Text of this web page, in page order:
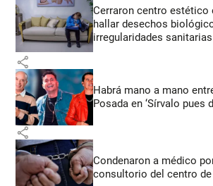
Cerraron centro estético
hallar desechos
irregularidades sanitarias
share
Habrá mano a mano
Posada en ‘Sírvalo pues
share
Condenaron a médico
consultorio del centro